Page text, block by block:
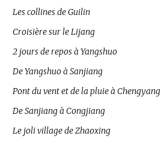
Les collines de Guilin
Croisière sur le Lijang
2 jours de repos à Yangshuo
De Yangshuo à Sanjiang
Pont du vent et de la pluie à Chengyang
De Sanjiang à Congjiang
Le joli village de Zhaoxing